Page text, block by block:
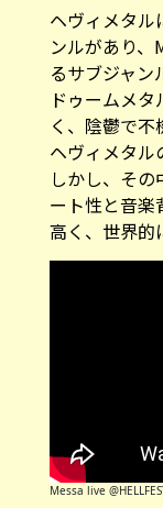
ヘヴィメタル
ンルがあり、
るサブジャン
ドゥームメ
く、陰鬱で不
ヘヴィメタル
しかし、その
ート性と音楽
高く、世界的
Messa live